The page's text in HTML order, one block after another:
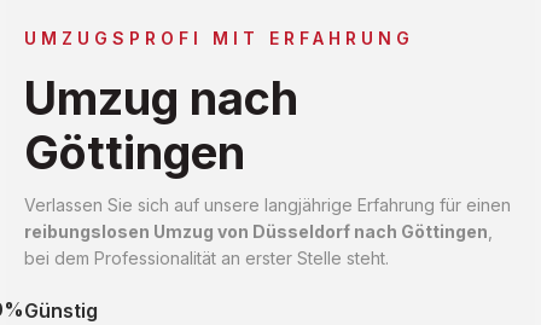
UMZUGSPROFI MIT ERFAHRUNG
Umzug nach
Göttingen
Verlassen Sie sich auf unsere langjährige Erfahrung für einen
reibungslosen Umzug von Düsseldorf nach Göttingen
bei dem Professionalität an erster Stelle steht.
Günstig